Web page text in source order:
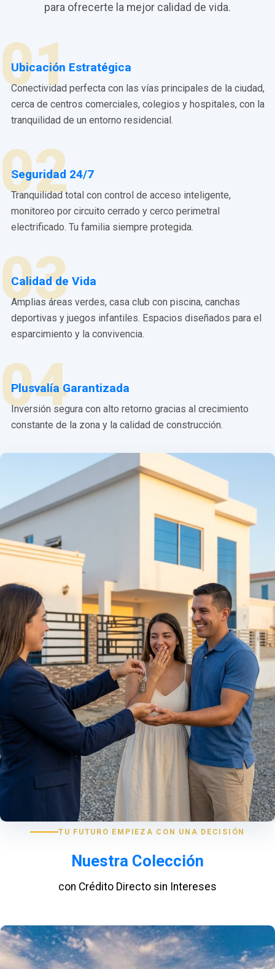
para ofrecerte la mejor calidad de vida.
01
Ubicación Estratégica
Conectividad perfecta con las vías principales de la ciudad,
cerca de centros comerciales, colegios y hospitales, con la
tranquilidad de un entorno residencial.
02
Seguridad 24/7
Tranquilidad total con control de acceso inteligente,
monitoreo por circuito cerrado y cerco perimetral
electrificado. Tu familia siempre protegida.
03
Calidad de Vida
Amplias áreas verdes, casa club con piscina, canchas
deportivas y juegos infantiles. Espacios diseñados para el
esparcimiento y la convivencia.
04
Plusvalía Garantizada
Inversión segura con alto retorno gracias al crecimiento
constante de la zona y la calidad de construcción.
TU FUTURO EMPIEZA CON UNA DECISIÓN
Nuestra Colección
con Crédito Directo sin Intereses